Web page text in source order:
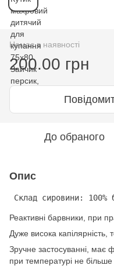
Немає в наявності
200.00 грн
До обраного
Опис
Склад сировини: 100%
Реактивні барвники, при
Дуже висока капілярність,
Зручне застосуванні, має
при температурі не більше